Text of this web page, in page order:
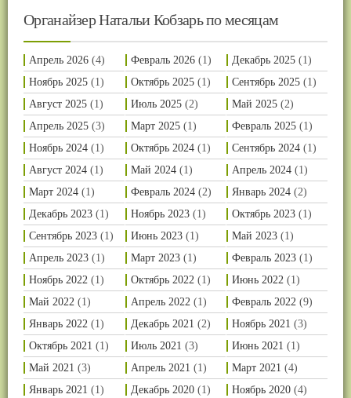
Органайзер Натальи Кобзарь по месяцам
Апрель 2026 (4) Февраль 2026(1) Декабрь 2025 (1)
Ноябрь 2025 (1) Октябрь 2025(1) Сентябрь 2025 (1)
Август 2025 (1) Июль 2025(2) Май 2025 (2)
Апрель 2025 (3) Март 2025(1) Февраль 2025 (1)
Ноябрь 2024 (1) Октябрь 2024(1) Сентябрь 2024 (1)
Август 2024 (1) Май 2024(1) Апрель 2024 (1)
Март 2024 (1) Февраль 2024(2) Январь 2024 (2)
Декабрь 2023 (1) Ноябрь 2023(1) Октябрь 2023 (1)
Сентябрь 2023 (1) Июнь 2023(1) Май 2023 (1)
Апрель 2023 (1) Март 2023(1) Февраль 2023 (1)
Ноябрь 2022 (1) Октябрь 2022 (1) Июнь 2022 (1)
Май 2022 (1) Апрель 2022 (1) Февраль 2022 (9)
Январь 2022 (1) Декабрь 2021 (2) Ноябрь 2021 (3)
Октябрь 2021 (1) Июль 2021 (3) Июнь 2021 (1)
Май 2021 (3) Апрель 2021 (1) Март 2021 (4)
Январь 2021 (1) Декабрь 2020(1) Ноябрь 2020 (4)